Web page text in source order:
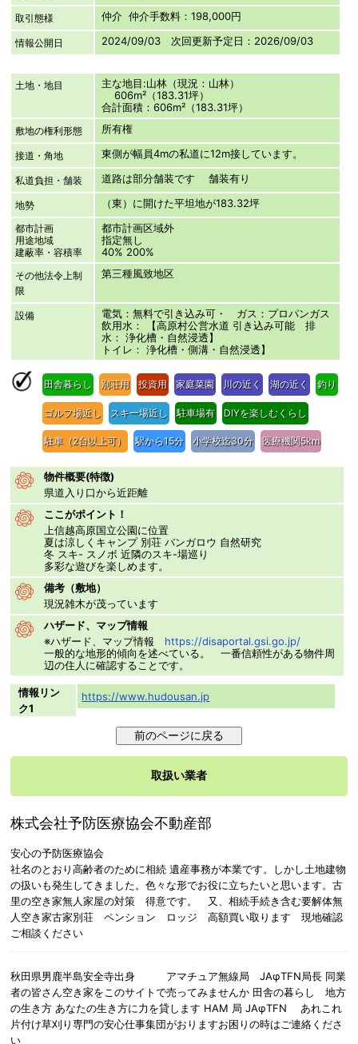
取引態様 仲介 仲介手数料：198,000円
情報公開日 2024/09/03 次回更新予定日：2026/09/03
土地・地目
主な地目:山林（現況：山林）
606m²（183.31坪）
合計面積：606m²（183.31坪）
敷地の権利形態 所有権
接道・角地 東側が幅員4mの私道に12m接しています。
私道負担・舗装 道路は部分舗装です 舗装有り
地勢 （東）に開けた平坦地が183.32坪
都市計画
用途地域
建蔽率・容積率
都市計画区域外
指定無し
40% 200%
その他法令上制
限
第三種風致地区
設備
電気：無料で引き込み可・ ガス：プロパンガス
飲用水： 【高原村公営水道 引き込み可能 排
水： 浄化槽・自然浸透】
トイレ： 浄化槽・側溝・自然浸透】
田舎暮らし 別荘用 投資用 家庭菜園 川の近く 湖の近く 釣り
ゴルフ場近し スキー場近し 駐車場有 DIYを楽しむくらし
駐車（2台以上可） 駅から15分 小学校迄30分 医療機関5km
物件概要(特徴)
県道入り口から近距離
ここがポイント！
上信越高原国立公園に位置
夏は涼しくキャンプ 別荘 バンガロウ 自然研究
冬 スキ- スノボ 近隣のスキ-場巡り
多彩な遊びを楽しめます。
備考（敷地）
現況雑木が茂っています
ハザード、マップ情報
※ハザード、マップ情報 https://disaportal.gsi.go.jp/
一般的な地形的傾向を述べている。 一番信頼性がある物件周
辺の住人に確認することです。
情報リン
ク1
https://www.hudousan.jp
取扱い業者
株式会社予防医療協会不動産部
安心の予防医療協会
社名のとおり高齢者のために相続 遺産事務が本業です。しかし土地建物
の扱いも発生してきました。色々な形でお役に立ちたいと思います。古
里の空き家無人家屋の対策 得意です。 又、相続手続き含む要解体無
人空き家古家別荘 ペンション ロッジ 高額買い取ります 現地確認
ご相談ください
秋田県男鹿半島安全寺出身 アマチュア無線局 JAφTFN局長 同業
者の皆さん空き家をこのサイトで売ってみませんか 田舎の暮らし 地方
の生き方 あなたの生き方に力を貸します HAM 局 JAφTFN あれこれ
片付け草刈り専門の安心仕事集団がおりますお困りの時はご連絡くださ
い